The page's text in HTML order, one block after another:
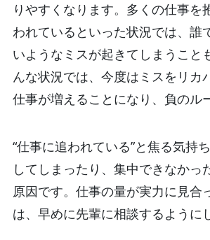
りやすくなります。多くの仕事を
われているといった状況では、誰
いようなミスが起きてしまうこと
んな状況では、今度はミスをリカ
仕事が増えることになり、負のル
“仕事に追われている”と焦る気持
してしまったり、集中できなかっ
原因です。仕事の量が実力に見合
は、早めに先輩に相談するように